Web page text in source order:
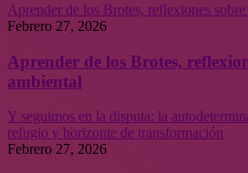
Aprender de los Brotes, reflexiones
Febrero 27, 2026
Aprender de los Brotes,
ambiental
Y seguimos en la disputa: la
refugio y horizonte de transformación
Febrero 27, 2026